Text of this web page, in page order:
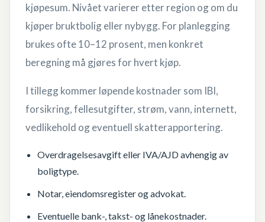
kjøpesum. Nivået varierer etter region og om du
kjøper bruktbolig eller nybygg. For planlegging
brukes ofte 10–12 prosent, men konkret
beregning må gjøres for hvert kjøp.
I tillegg kommer løpende kostnader som IBI,
forsikring, fellesutgifter, strøm, vann, internett,
vedlikehold og eventuell skatterapportering.
Overdragelsesavgift eller IVA/AJD avhengig av
boligtype.
Notar, eiendomsregister og advokat.
Eventuelle bank-, takst- og lånekostnader.